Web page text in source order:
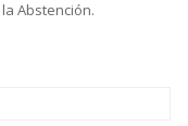
Abstención.